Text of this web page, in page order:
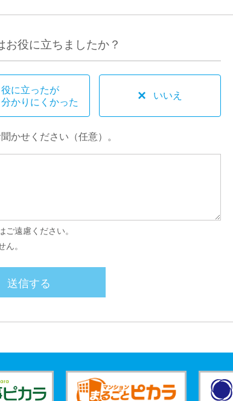
お役に立ちましたか？
役に立ったが
分かりにくかった
× いいえ
かせください（任意）。
遠慮ください。
。